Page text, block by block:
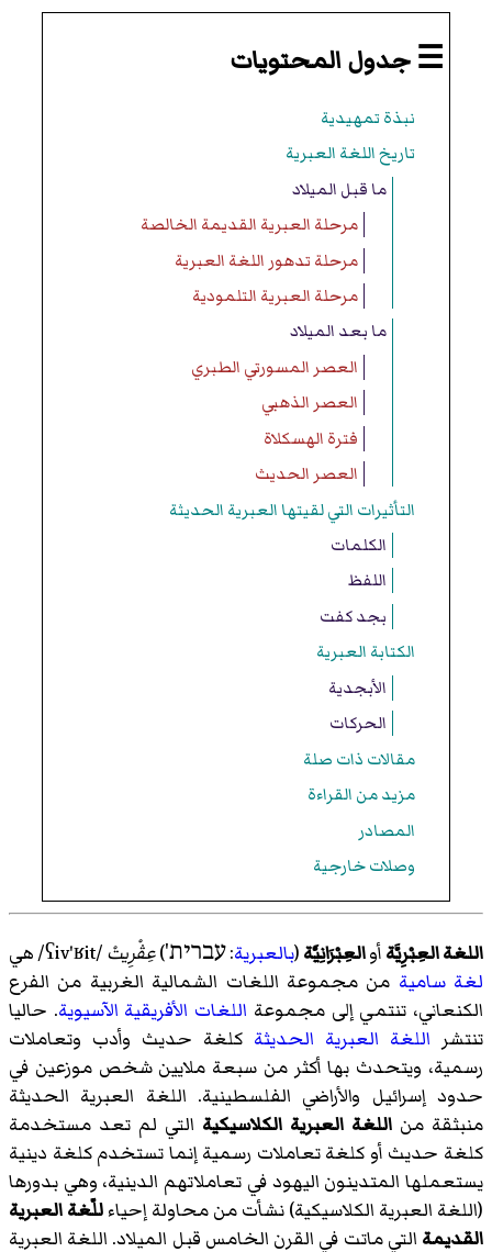
☰ جدول المحتويات
نبذة تمهيدية
تاريخ اللغة العبرية
ما قبل الميلاد
مرحلة العبرية القديمة الخالصة
مرحلة تدهور اللغة العبرية
مرحلة العبرية التلمودية
ما بعد الميلاد
العصر المسورتي الطبري
العصر الذهبي
فترة الهسكلاة
العصر الحديث
التأثيرات التي لقيتها العبرية الحديثة
الكلمات
اللفظ
بجد كفت
الكتابة العبرية
الأبجدية
الحركات
مقالات ذات صلة
مزيد من القراءة
المصادر
وصلات خارجية
اللغة العِبْرِيَّةأوالعِبْرَانِيَّة(بالعبرية:עברית')عِڤْرِيتْ/ʕiv'ʁit/هي
لغة سامية من مجموعة اللغات الشمالية الغربية من الفرع
الكنعاني، تنتمي إلى مجموعة اللغات الأفريقية الآسيوية. حاليا
تنتشر اللغة العبرية الحديثة كلغة حديث وأدب وتعاملات
رسمية، ويتحدث بها أكثر من سبعة ملايين شخص موزعين في
حدود إسرائيل والأراضي الفلسطينية. اللغة العبرية الحديثة
منبثقة من اللغة العبرية الكلاسيكية التي لم تعد مستخدمة
كلغة حديث أو كلغة تعاملات رسمية إنما تستخدم كلغة دينية
يستعملها المتدينون اليهود في تعاملاتهم الدينية، وهي بدورها
(اللغة العبرية الكلاسيكية) نشأت من محاولة إحياءللّغة العبرية
القديمة التي ماتت في القرن الخامس قبل الميلاد. اللغة العبرية